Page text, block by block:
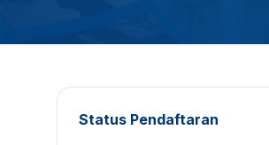
Status Pendaftaran